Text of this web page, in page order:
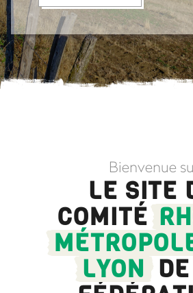
Bienvenue
LE SITE
COMITÉ
LYON